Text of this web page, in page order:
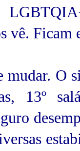
vê.
mudar. O
13º